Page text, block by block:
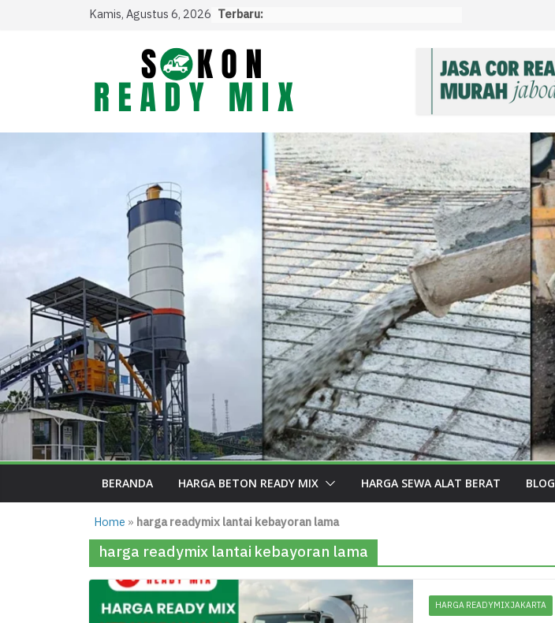
Kamis, Agustus 6, 2026 Terbaru:
BERANDA HARGA BETON READY MIX HARGA SEWA ALAT BERAT BLOG
Home » harga readymix lantai kebayoran lama
harga readymix lantai kebayoran lama
HARGA READYMIX JAKARTA